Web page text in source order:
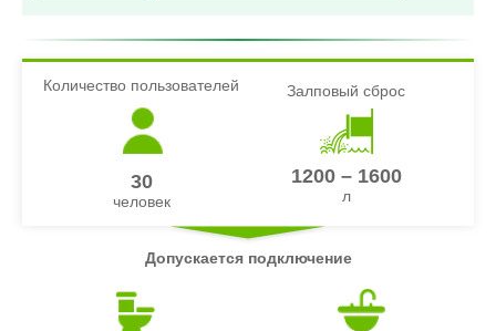
Количество пользователей
30
человек
Залповый сброс
1200 – 1600
л
Допускается подключение